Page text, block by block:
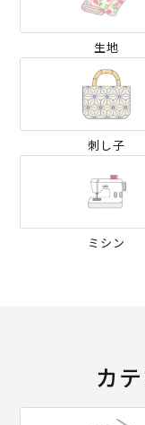
生地
刺し子
ミシン
カ